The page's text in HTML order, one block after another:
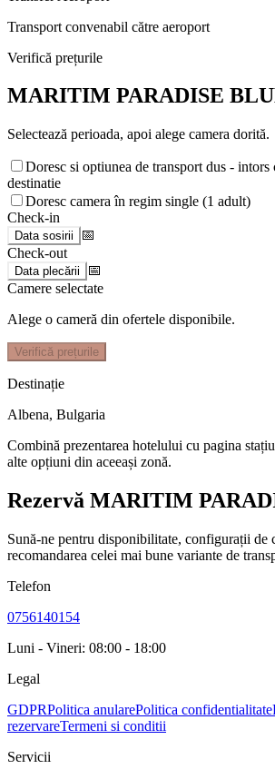
Transport convenabil către aeroport
Verifică prețurile
MARITIM PARADISE
Selectează perioada, apoi alege camera dorită.
Doresc si optiunea de transport dus - intors
destinatie
Doresc camera în regim single (1 adult)
Check-in
Data sosirii
📅
Check-out
Data plecării
📅
Camere selectate
Alege o cameră din ofertele disponibile.
Verifică prețurile
Destinație
Albena, Bulgaria
Combină prezentarea hotelului cu pagina
alte opțiuni din aceeași zonă.
Rezervă MARITIM
Sună-ne pentru disponibilitate, configurații de
recomandarea celei mai bune variante de
Telefon
0756140154
Luni - Vineri: 08:00 - 18:00
Legal
GDPRPolitica anularePolitica confidentialitate
rezervareTermeni si conditii
Servicii